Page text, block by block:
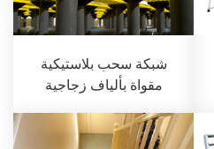
شبكة سحب بلاستيكية
مقواة بألياف زجاجية